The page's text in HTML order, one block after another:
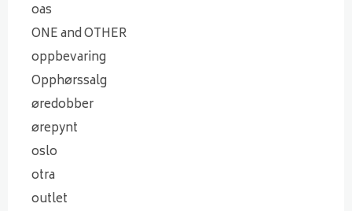
oas
ONE and OTHER
oppbevaring
Opphørssalg
øredobber
ørepynt
oslo
otra
outlet